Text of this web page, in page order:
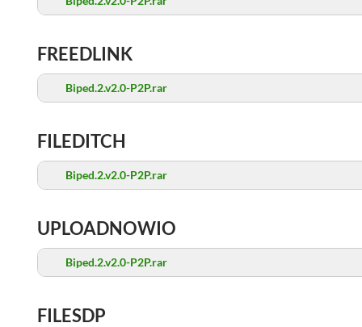
FREEDLINK
Biped.2.v2.0-P2P.rar
FILEDITCH
Biped.2.v2.0-P2P.rar
UPLOADNOWIO
Biped.2.v2.0-P2P.rar
FILESDP